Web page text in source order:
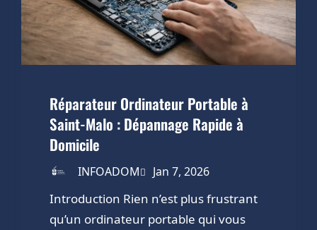
Réparateur Ordinateur Portable à
Saint-Malo : Dépannage Rapide à
Domicile
INFOADOM Jan 7, 2026
Introduction Rien n’est plus frustrant
qu’un ordinateur portable qui vous